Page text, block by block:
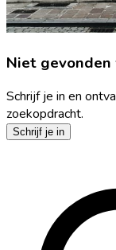
Niet
Schrijf je in en
zoekopdracht.
Schrijf je in